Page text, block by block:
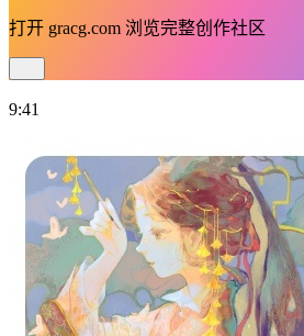
打开 gracg.com 浏览完整创作社区
9:41